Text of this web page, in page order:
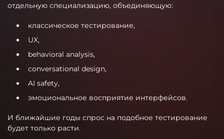
отдельную специализацию, объединяющую:
классическое тестирование,
UX,
behavioral analysis,
conversational design,
AI safety,
эмоциональное восприятие интерфейсов.
И ближайшие годы спрос на подобное тестирование
будет только расти.